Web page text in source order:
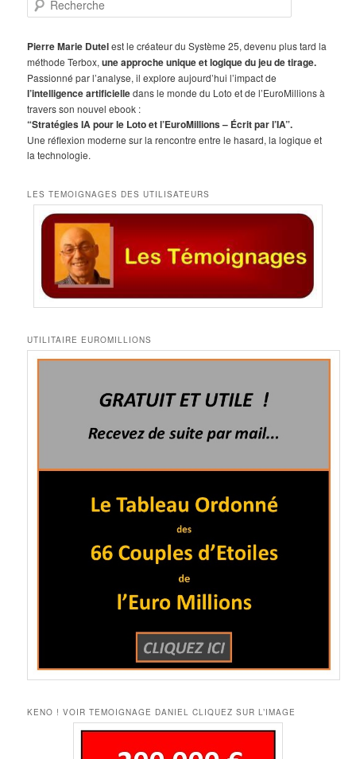
e
h
e
r
c
h
e
Pierre Marie Dutelest le créateur du Système 25, devenu plus tard la
méthode Terbox,une approche unique et logique du jeu de tirage.
Passionné par l’analyse, il explore aujourd’hui l’impact de
l’intelligence artificielledans le monde du Loto et de l’EuroMillions à
travers son nouvel ebook :
“Stratégies IA pour le Loto et l’EuroMillions – Écrit par l’IA”.
Une réflexion moderne sur la rencontre entre le hasard, la logique et
la technologie.
LES TEMOIGNAGES DES UTILISATEURS
UTILITAIRE EUROMILLIONS
KENO ! VOIR TEMOIGNAGE DANIEL CLIQUEZ SUR L’IMAGE